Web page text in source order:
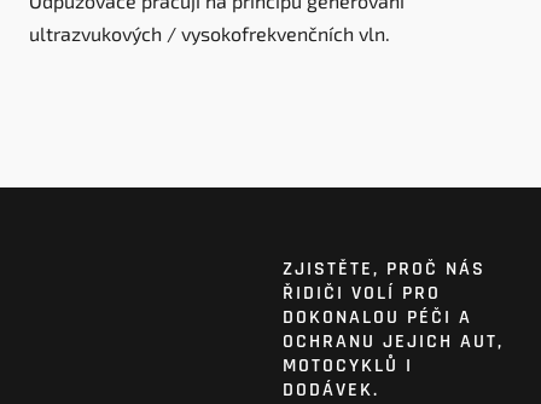
ultrazvukových / vysokofrekvenčních vln.
ZJISTĚTE, PROČ NÁS
ŘIDIČI VOLÍ PRO
DOKONALOU PÉČI A
OCHRANU JEJICH AUT,
MOTOCYKLŮ I
DODÁVEK.